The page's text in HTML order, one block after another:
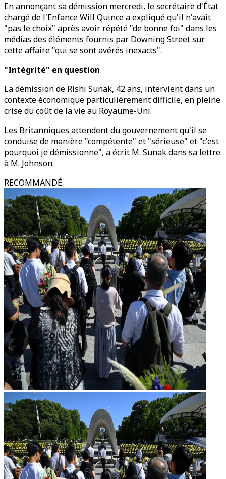
En annonçant sa démission mercredi, le secrétaire d'État
chargé de l'Enfance Will Quince a expliqué qu'il n'avait
"pas le choix" après avoir répété "de bonne foi" dans les
médias des éléments fournis par Downing Street sur
cette affaire "qui se sont avérés inexacts".
"Intégrité" en question
La démission de Rishi Sunak, 42 ans, intervient dans un
contexte économique particulièrement difficile, en pleine
crise du coût de la vie au Royaume-Uni.
Les Britanniques attendent du gouvernement qu'il se
conduise de manière "compétente" et "sérieuse" et "c'est
pourquoi je démissionne", a écrit M. Sunak dans sa lettre
à M. Johnson.
RECOMMANDÉ